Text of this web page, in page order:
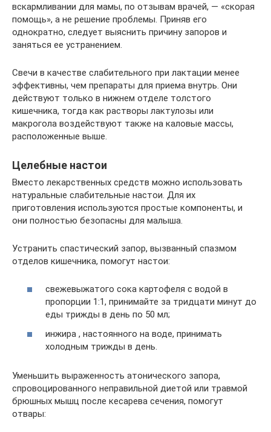
вскармливании для мамы, по отзывам врачей, — «скорая
помощь», а не решение проблемы. Приняв его
однократно, следует выяснить причину запоров и
заняться ее устранением.
Свечи в качестве слабительного при лактации менее
эффективны, чем препараты для приема внутрь. Они
действуют только в нижнем отделе толстого
кишечника, тогда как растворы лактулозы или
макрогола воздействуют также на каловые массы,
расположенные выше.
Целебные настои
Вместо лекарственных средств можно использовать
натуральные слабительные настои. Для их
приготовления используются простые компоненты, и
они полностью безопасны для малыша.
Устранить спастический запор, вызванный спазмом
отделов кишечника, помогут настои:
свежевыжатого сока картофеля с водой в
пропорции 1:1, принимайте за тридцати минут до
еды трижды в день по 50 мл;
инжира , настоянного на воде, принимать
холодным трижды в день.
Уменьшить выраженность атонического запора,
спровоцированного неправильной диетой или травмой
брюшных мышц после кесарева сечения, помогут
отвары: